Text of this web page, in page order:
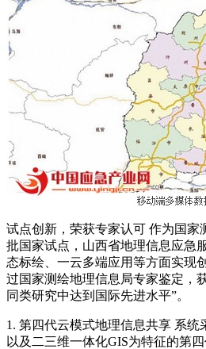
试点创新，荣获专家认可 作为国家
批国家试点，山西省地理信息应急
态标绘、一云多端应用等方面实现
过国家测绘地理信息局专家鉴定，
同类研究中达到国际先进水平”。
1. 第四代云模式地理信息共享 系统
以及二三维一体化GIS为特征的第